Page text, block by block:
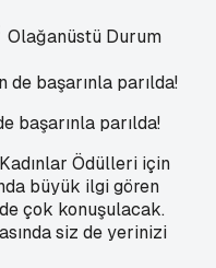
Olağanüstü Durum
başarınla parılda!
Ödülleri için
büyük ilgi gören
çok konuşulacak.
siz de yerinizi